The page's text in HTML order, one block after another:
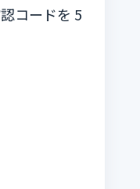
コードを 5